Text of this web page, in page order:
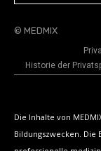
© MEDMIX
Historie der
Die Inhalte von
Bildungszwecken. Die